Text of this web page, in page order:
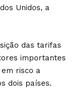
Unidos, a
das tarifas
importantes
risco a
dois países.